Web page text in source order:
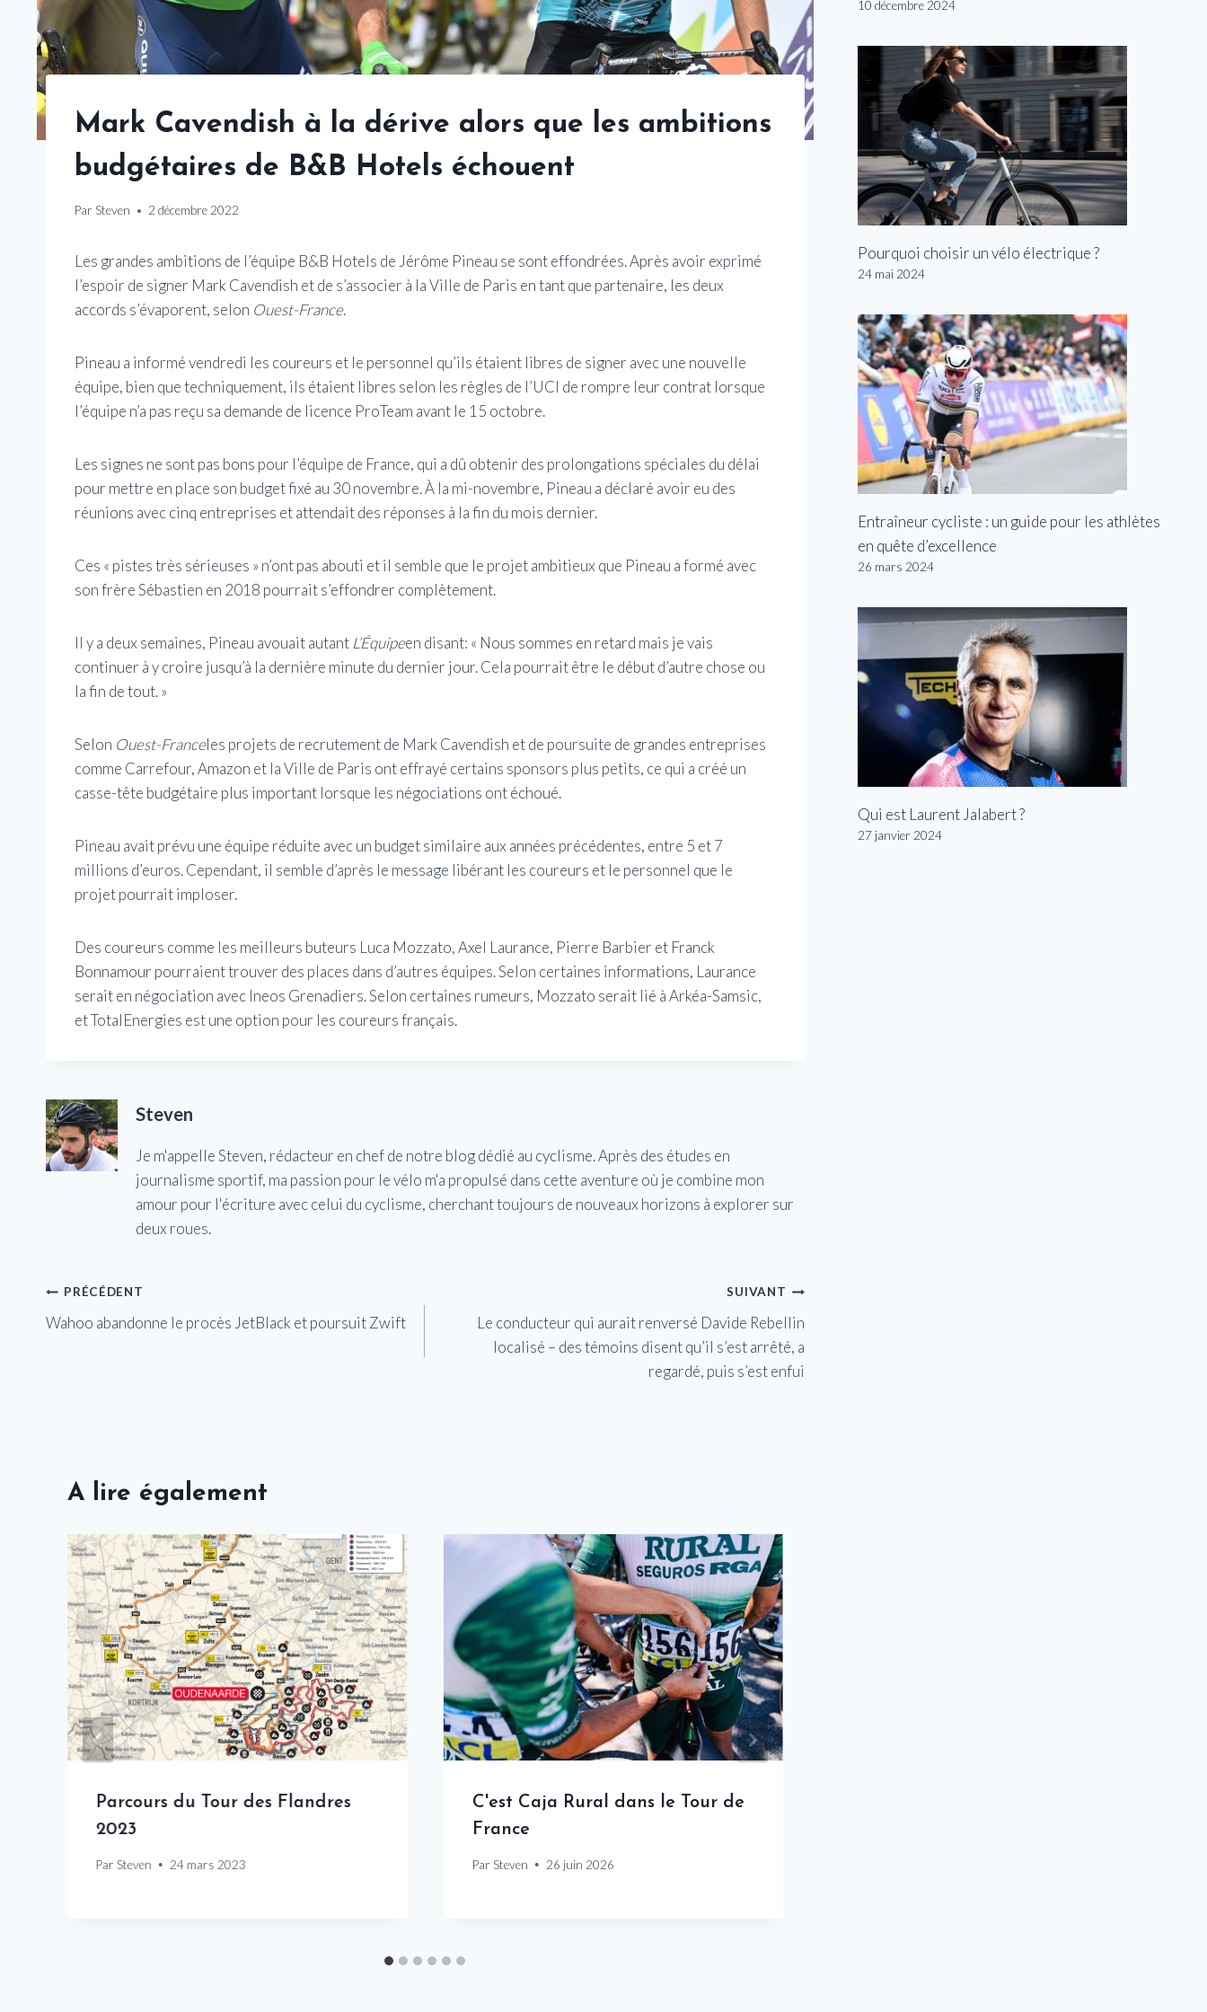
Mark Cavendish à la dérive alors que les ambitions
budgétaires de B&B Hotels échouent
Par Steven 2 décembre 2022
Les grandes ambitions de l’équipe B&B Hotels de Jérôme Pineau se sont effondrées. Après avoir exprimé
l’espoir de signer Mark Cavendish et de s’associer à la Ville de Paris en tant que partenaire, les deux
accords s’évaporent, selon Ouest-France.
Pineau a informé vendredi les coureurs et le personnel qu’ils étaient libres de signer avec une nouvelle
équipe, bien que techniquement, ils étaient libres selon les règles de l’UCI de rompre leur contrat lorsque
l’équipe n’a pas reçu sa demande de licence ProTeam avant le 15 octobre.
Les signes ne sont pas bons pour l’équipe de France, qui a dû obtenir des prolongations spéciales du délai
pour mettre en place son budget fixé au 30 novembre. À la mi-novembre, Pineau a déclaré avoir eu des
réunions avec cinq entreprises et attendait des réponses à la fin du mois dernier.
Ces « pistes très sérieuses » n’ont pas abouti et il semble que le projet ambitieux que Pineau a formé avec
son frère Sébastien en 2018 pourrait s’effondrer complètement.
Il y a deux semaines, Pineau avouait autant L’Équipeen disant: « Nous sommes en retard mais je vais
continuer à y croire jusqu’à la dernière minute du dernier jour. Cela pourrait être le début d’autre chose ou
la fin de tout. »
Selon Ouest-Franceles projets de recrutement de Mark Cavendish et de poursuite de grandes entreprises
comme Carrefour, Amazon et la Ville de Paris ont effrayé certains sponsors plus petits, ce qui a créé un
casse-tête budgétaire plus important lorsque les négociations ont échoué.
Pineau avait prévu une équipe réduite avec un budget similaire aux années précédentes, entre 5 et 7
millions d’euros. Cependant, il semble d’après le message libérant les coureurs et le personnel que le
projet pourrait imploser.
Des coureurs comme les meilleurs buteurs Luca Mozzato, Axel Laurance, Pierre Barbier et Franck
Bonnamour pourraient trouver des places dans d’autres équipes. Selon certaines informations, Laurance
serait en négociation avec Ineos Grenadiers. Selon certaines rumeurs, Mozzato serait lié à Arkéa-Samsic,
et TotalEnergies est une option pour les coureurs français.
Steven
Je m'appelle Steven, rédacteur en chef de notre blog dédié au cyclisme. Après des études en
journalisme sportif, ma passion pour le vélo m'a propulsé dans cette aventure où je combine mon
amour pour l'écriture avec celui du cyclisme, cherchant toujours de nouveaux horizons à explorer sur
deux roues.
Navigation
de
PRÉCÉDENT
Wahoo abandonne le procès JetBlack et poursuit Zwift
SUIVANT
Le conducteur qui aurait renversé Davide Rebellin
localisé – des témoins disent qu’il s’est arrêté, a
regardé, puis s’est enfui
A lire également
Parcours du Tour des Flandres
2023
Par Steven 24 mars 2023
C'est Caja Rural dans le Tour de
France
Par Steven 26 juin 2026
10 décembre 2024
Pourquoi choisir un vélo électrique ?
24 mai 2024
Entraîneur cycliste : un guide pour les athlètes
en quête d’excellence
26 mars 2024
Qui est Laurent Jalabert ?
27 janvier 2024